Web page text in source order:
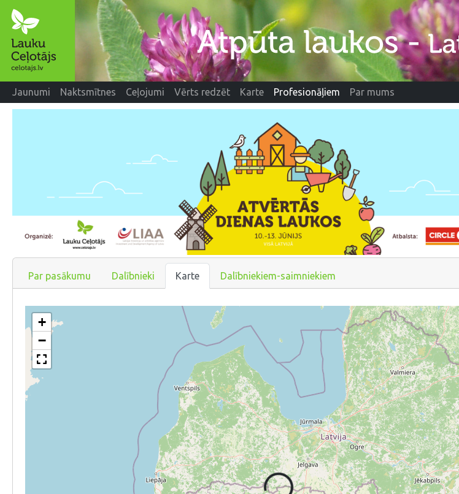
Jaunumi Naktsmītnes Ceļojumi Vērts redzēt Karte Profesionāļiem Par mums
Par pasākumu Dalībnieki Karte Dalībniekiem-saimniekiem